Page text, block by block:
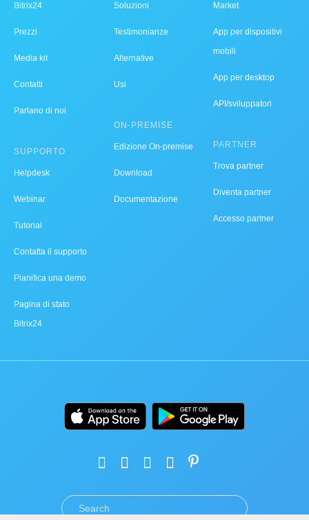
Bitrix24
Prezzi
Media kit
Contatti
Parlano di noi
SUPPORTO
Helpdesk
Webinar
Tutorial
Contatta il supporto
Pianifica una demo
Pagina di stato
Bitrix24
Soluzioni
Testimonianze
Alternative
Usi
ON-PREMISE
Edizione On-premise
Download
Documentazione
Market
App per dispositivi
mobili
App per desktop
API/sviluppatori
PARTNER
Trova partner
Diventa partner
Accesso partner